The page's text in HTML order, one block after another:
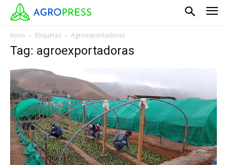
Inicio Etiquetas Agroexportadoras
Tag: agroexportadoras